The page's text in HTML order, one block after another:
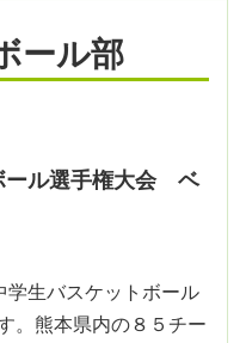
ール部
ール選手権大会 ベ
学生バスケットボール
。熊本県内の８５チー